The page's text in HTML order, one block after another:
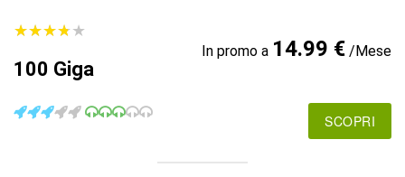
★★★★★
★★★★★
100 Giga
In promo a 14.99 €/Mese
SCOPRI